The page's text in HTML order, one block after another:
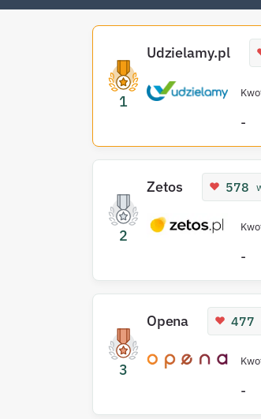
1
Udzielamy.pl
-
2
Zetos 578
-
3
Opena 477
-